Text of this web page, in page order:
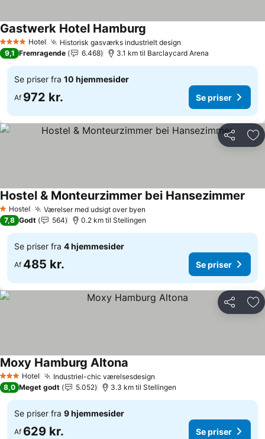
4 StjernerHotel Historisk gasværks industrielt design
Gastwerk Hotel Hamburg
9,1 Fremragende 6.468 3.1 km til Barclaycard Arena
Se priser fra 10 hjemmesider
Af 972 kr. Se priser
Del
1 Stjerner
Hostel Værelser med udsigt over byen
Hostel & Monteurzimmer bei Hansezimmer
7,8 Godt 564 0.2 km til Stellingen
Se priser fra 4 hjemmesider
Af 485 kr. Se priser
Del
3 StjernerHotel Industriel-chic værelsesdesign
Moxy Hamburg Altona
8,0 Meget godt 5.052 3.3 km til Stellingen
Se priser fra 9 hjemmesider
Af 629 kr. Se priser